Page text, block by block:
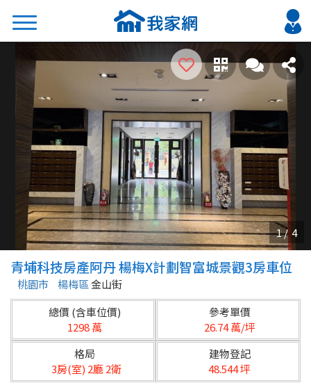
搜尋
熱門關鍵字
2026 台北降價好屋限量釋出
2026 新北降價好屋限量釋出
2026 台中降價好屋限量釋出
2026 台南降價好屋限量釋出
2026 高雄降價好屋限量釋出
縣市
不限
台北市
基隆市
新北市
區域
青埔科技房產阿丹 楊梅X計劃智富城景觀3房車位
桃園市 楊梅區金山街
總價 (含車位價)
1298 萬
參考單價
26.74 萬/坪
格局
3房(室) 2廳 2衛
建物登記
48.544 坪